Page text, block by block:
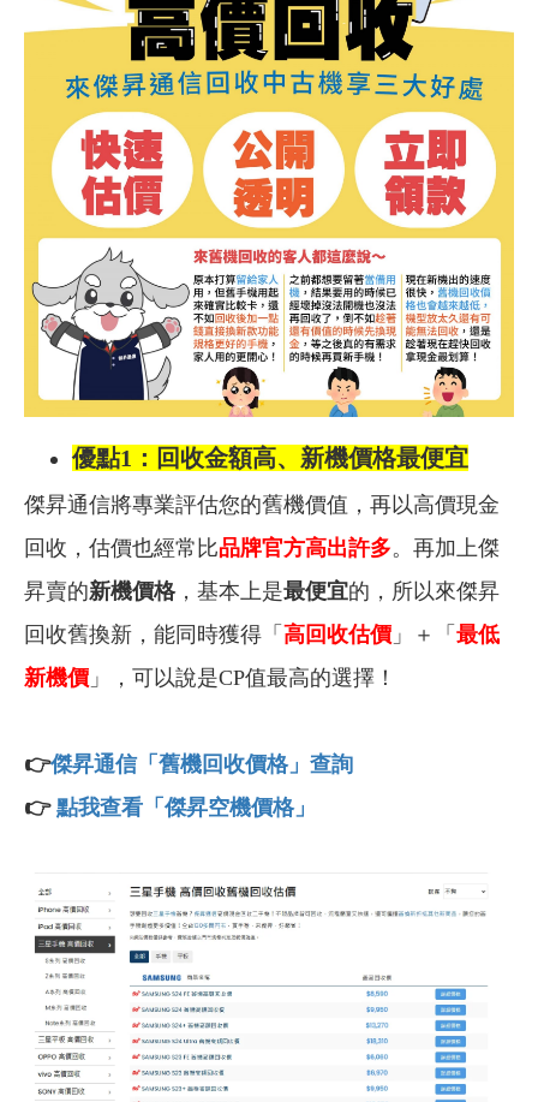
優點1：回收金額高、新機價格最便宜
傑昇通信將專業評估您的舊機價值，再以高價現金
回收，估價也經常比品牌官方高出許多。再加上傑
昇賣的新機價格，基本上是最便宜的，所以來傑昇
回收舊換新，能同時獲得「 高回收估價 」＋「 最低
新機價 」，可以說是CP值最高的選擇！
👉傑昇通信「舊機回收價格」查詢
👉 點我查看「 傑昇空機價格」